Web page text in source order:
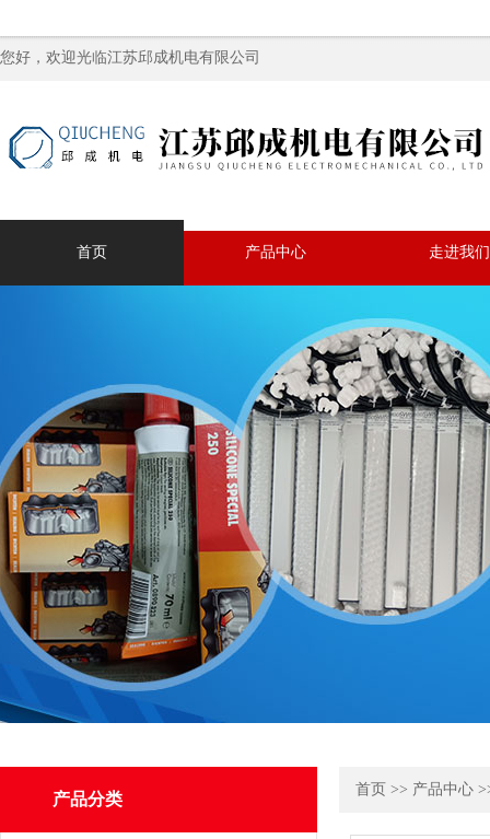
您好，欢迎光临江苏邱成机电有限公司
首页 产品中心 走进我们
产品分类
首页 >> 产品中心